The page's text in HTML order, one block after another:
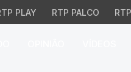
PLAY RTP PALCO